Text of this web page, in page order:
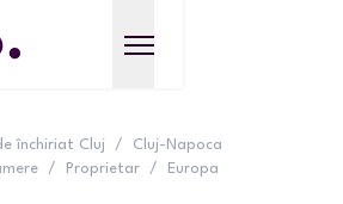
închiriat Cluj /
Cluj-Napoca
/ Proprietar / Europa